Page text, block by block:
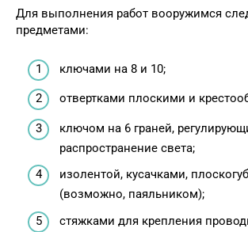
Для выполнения работ вооружимся
предметами:
ключами на 8 и 10;
отвертками плоскими и
ключом на 6 граней,
распространение света;
изолентой, кусачками,
(возможно, паяльником);
стяжками для крепления